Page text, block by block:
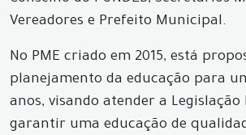
Vereadores e Prefeito Municipal.
No PME criado em 2015, está
planejamento da educação para
anos, visando atender a Legislação
garantir uma educação de